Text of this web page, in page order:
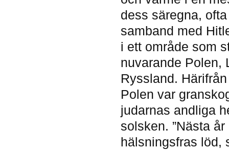
dess säregna,
samband med
i ett område som
nuvarande Polen,
Ryssland.
Polen var
judarnas andliga
solsken. ”Nästa
hälsningsfras löd,